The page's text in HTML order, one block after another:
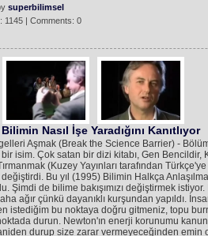
superbilimsel
1145 | Comments: 0
Nasıl İşe Yaradığını Kanıtlıyor
Aşmak (Break the Science Barrier) -
bir isim. Çok satan bir dizi kitabı, Gen Bencildir,
Tırmanmak (Kuzey Yayınları tarafından
değiştirdi. Bu yıl (1995) Bilimin Halkça
Şimdi de bilime bakışımızı değiştirmek
ağır çünkü dayanıklı kurşundan yapıldı.
istediğim bu noktaya doğru gitmeniz, topu
durun. Newton'ın enerji korunumu
durup size zarar vermeyeceğinden emin